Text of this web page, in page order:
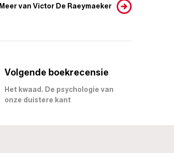
Meer van Victor De Raeymaeker
Volgende boekrecensie
Het kwaad. De psychologie van
onze duistere kant